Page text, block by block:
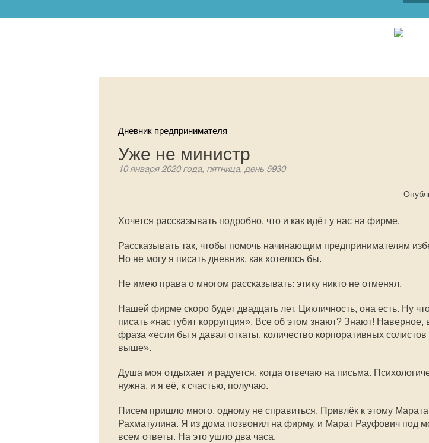
Дневник предпринимателя
Уже не министр
10 января 2020 года, пятница, день 5930
Хочется рассказывать подробно, что и как идёт у нас на фирме.
Рассказывать так, чтобы помочь начинающим предпринимателям
Но не могу я писать дневник, как хотелось бы.
Не имею права о многом рассказывать: этику никто не отменял.
Нашей фирме скоро будет двадцать лет. Цикличность, она есть. Ну
писать «нас губит коррупция». Все об этом знают? Знают! Наверное,
фраза «если бы я давал откаты, количество корпоративных
выше».
Душа моя отдыхает и радуется, когда отвечаю на письма.
нужна, и я её, к счастью, получаю.
Писем пришло много, одному не справиться. Привлёк к этому
Рахматулина. Я из дома позвонил на фирму, и Марат Рауфович под
всем ответы. На это ушло два часа.